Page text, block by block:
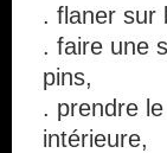
. flaner sur
. faire une
pins,
. prendre
intérieure,